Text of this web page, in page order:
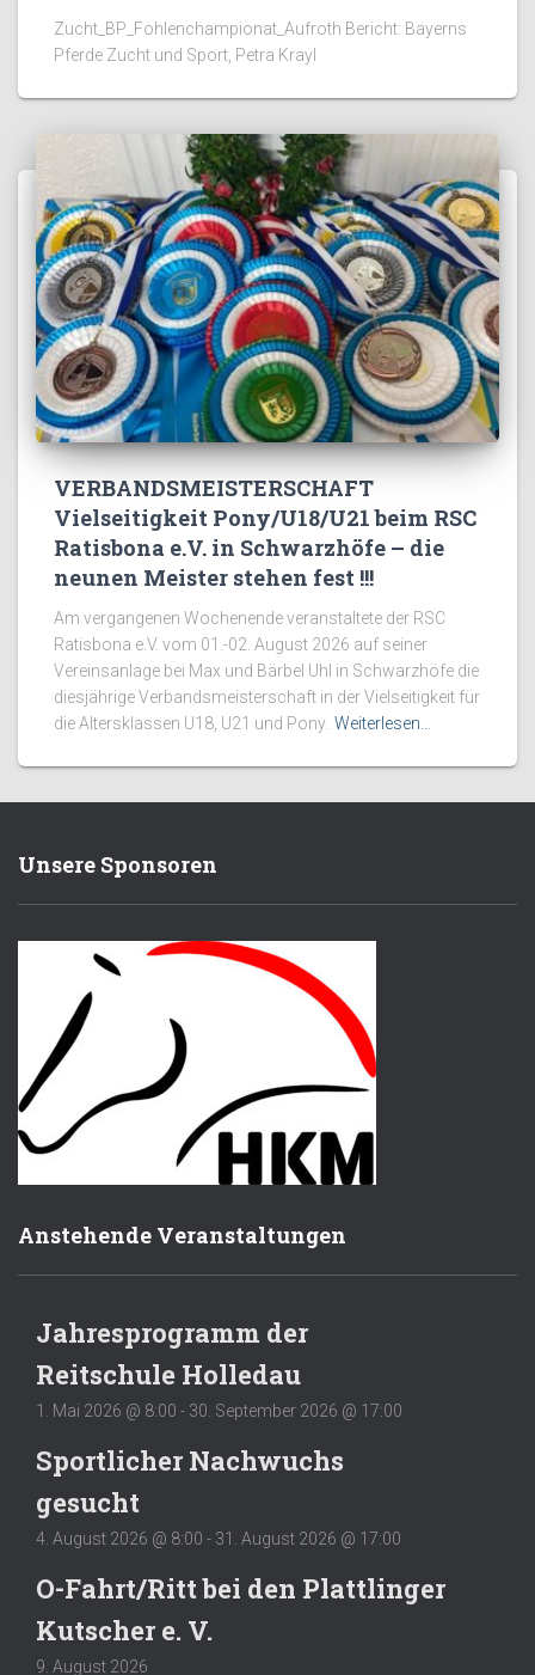
Zucht_BP_Fohlenchampionat_Aufroth Bericht: Bayerns
Pferde Zucht und Sport, Petra Krayl
VERBANDSMEISTERSCHAFT
Vielseitigkeit Pony/U18/U21 beim RSC
Ratisbona e.V. in Schwarzhöfe – die
neunen Meister stehen fest !!!
Am vergangenen Wochenende veranstaltete der RSC
Ratisbona e.V. vom 01.-02. August 2026 auf seiner
Vereinsanlage bei Max und Bärbel Uhl in Schwarzhöfe die
diesjährige Verbandsmeisterschaft in der Vielseitigkeit für
die Altersklassen U18, U21 und Pony. Weiterlesen…
Unsere Sponsoren
Anstehende Veranstaltungen
Jahresprogramm der
Reitschule Holledau
1. Mai 2026 @ 8:00 - 30. September 2026 @ 17:00
Sportlicher Nachwuchs
gesucht
4. August 2026 @ 8:00 - 31. August 2026 @ 17:00
O-Fahrt/Ritt bei den Plattlinger
Kutscher e. V.
9. August 2026